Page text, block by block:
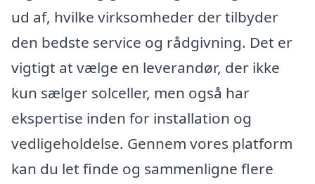
ud af, hvilke virksomheder der tilbyder
den bedste service og rådgivning. Det er
vigtigt at vælge en leverandør, der ikke
kun sælger solceller, men også har
ekspertise inden for installation og
vedligeholdelse. Gennem vores platform
kan du let finde og sammenligne flere